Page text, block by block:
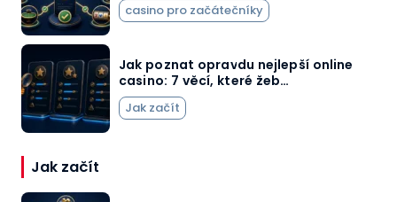
casino pro začátečníky
Jak poznat opravdu nejlepší online
casino: 7 věcí, které žeb…
Jak začít
Jak začít